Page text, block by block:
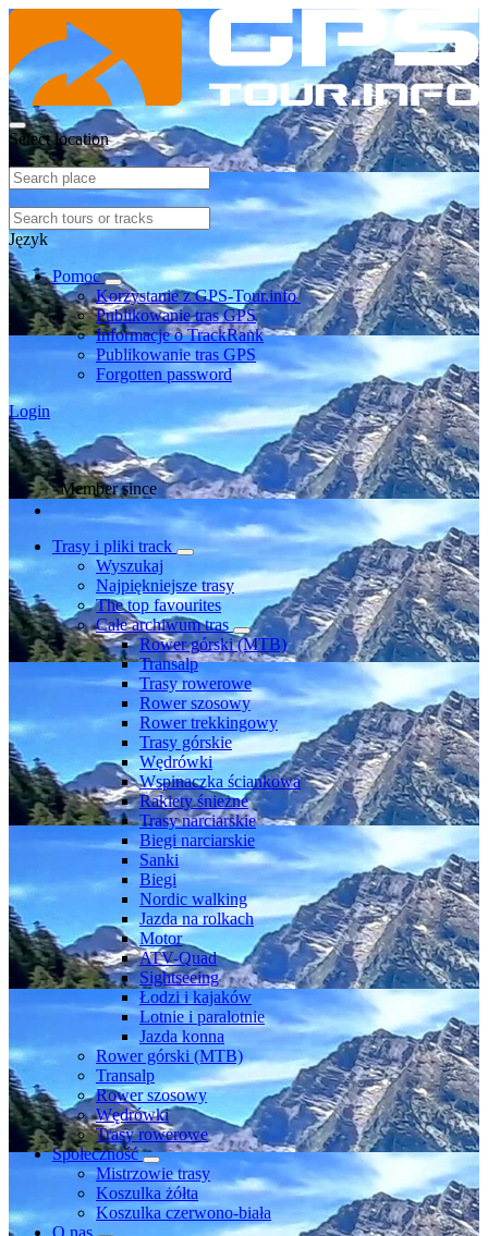
Select location
Język
Pomoc
Korzystanie z GPS-Tour.info
Publikowanie tras GPS
Informacje o TrackRank
Publikowanie tras GPS
Forgotten password
Login
Member since
Trasy i pliki track
Wyszukaj
Najpiękniejsze trasy
The top favourites
Całe archiwum tras
Rower górski (MTB)
Transalp
Trasy rowerowe
Rower szosowy
Rower trekkingowy
Trasy górskie
Wędrówki
Wspinaczka ściankowa
Rakiety śnieżne
Trasy narciarskie
Biegi narciarskie
Sanki
Biegi
Nordic walking
Jazda na rolkach
Motor
ATV-Quad
Sightseeing
Łodzi i kajaków
Lotnie i paralotnie
Jazda konna
Rower górski (MTB)
Transalp
Rower szosowy
Wędrówki
Trasy rowerowe
Społeczność
Mistrzowie trasy
Koszulka żółta
Koszulka czerwono-biała
O nas